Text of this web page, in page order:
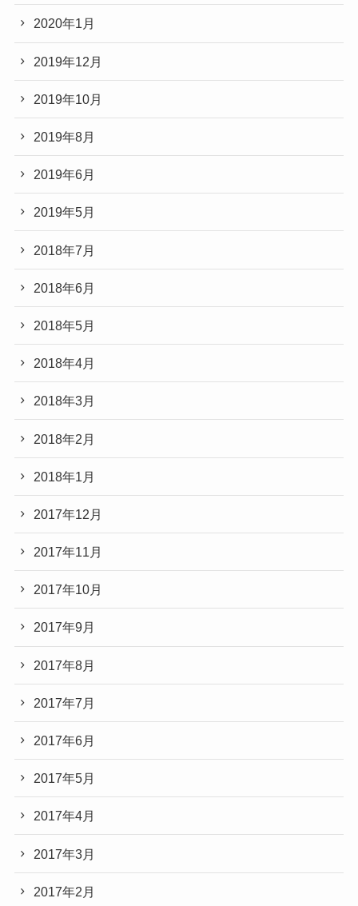
2020年1月
2019年12月
2019年10月
2019年8月
2019年6月
2019年5月
2018年7月
2018年6月
2018年5月
2018年4月
2018年3月
2018年2月
2018年1月
2017年12月
2017年11月
2017年10月
2017年9月
2017年8月
2017年7月
2017年6月
2017年5月
2017年4月
2017年3月
2017年2月